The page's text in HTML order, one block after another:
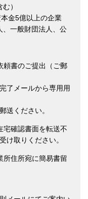
）
金5億以上の企業
、一般財団法人、公
頼書のご提出（ご郵
了メールから専用用
送ください。
宅確認書面を転送不
け取りください。
所住所宛に簡易書留